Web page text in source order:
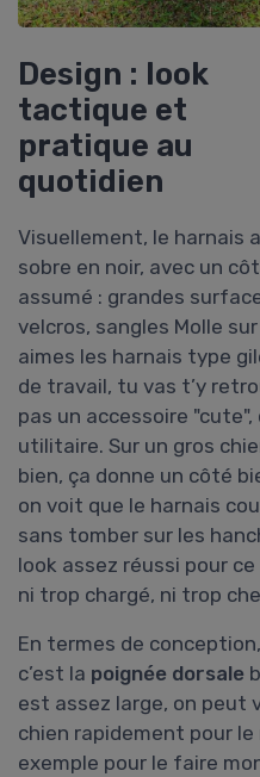
Design : look
tactique et
pratique au
quotidien
Visuellement, le harnais
sobre en noir, avec un
assumé : grandes
velcros, sangles Molle
aimes les harnais type
de travail, tu vas t’y
pas un accessoire "cute",
utilitaire. Sur un gros
bien, ça donne un côté
on voit que le harnais
sans tomber sur les
look assez réussi pour
ni trop chargé, ni trop
En termes de conception,
c’est la poignée dorsale
est assez large, on peut
chien rapidement pour le
exemple pour le faire